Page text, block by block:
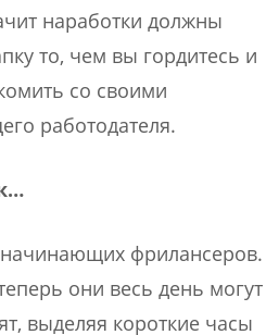
наработки должны
то, чем вы гордитесь и
со своими
работодателя.
фрилансеров.
они весь день могут
выделяя короткие часы